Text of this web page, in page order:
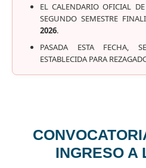
EL CALENDARIO OFICIAL
SEGUNDO SEMESTRE
2026.
PASADA ESTA FECHA,
ESTABLECIDA PARA
INGRESO A